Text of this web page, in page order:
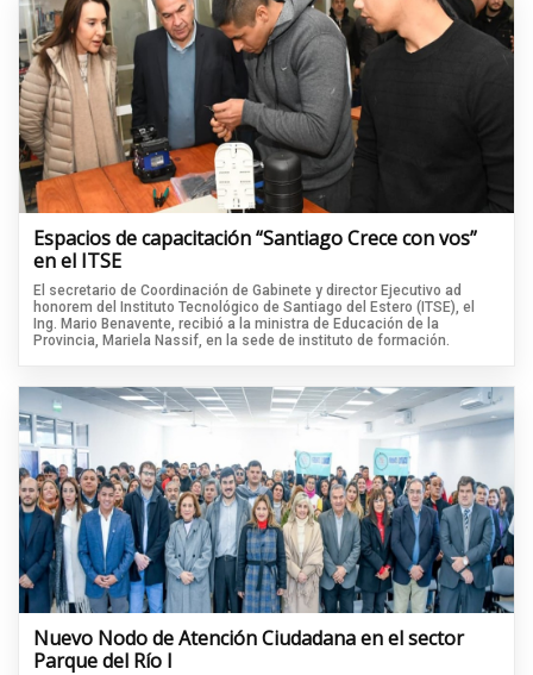
Espacios de capacitación “Santiago Crece con vos”
en el ITSE
El secretario de Coordinación de Gabinete y director Ejecutivo ad
honorem del Instituto Tecnológico de Santiago del Estero (ITSE), el
Ing. Mario Benavente, recibió a la ministra de Educación de la
Provincia, Mariela Nassif, en la sede de instituto de formación.
Nuevo Nodo de Atención Ciudadana en el sector
Parque del Río I